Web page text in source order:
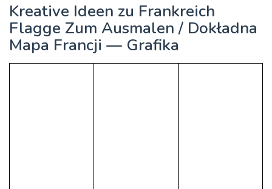
Kreative Ideen zu Frankreich
Flagge Zum Ausmalen / Dokładna
Mapa Francji — Grafika